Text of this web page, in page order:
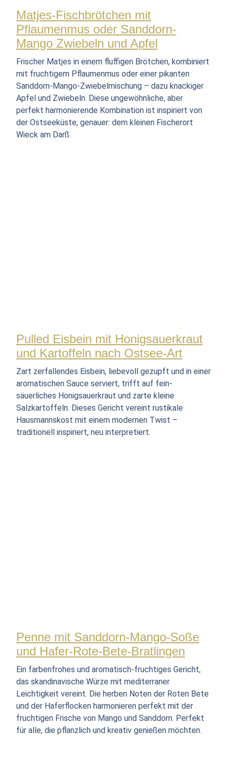
Matjes-Fischbrötchen mit
Pflaumenmus oder Sanddorn-
Mango Zwiebeln und Apfel
Frischer Matjes in einem fluffigen Brötchen, kombiniert
mit fruchtigem Pflaumenmus oder einer pikanten
Sanddorn-Mango-Zwiebelmischung – dazu knackiger
Apfel und Zwiebeln. Diese ungewöhnliche, aber
perfekt harmonierende Kombination ist inspiriert von
der Ostseeküste, genauer: dem kleinen Fischerort
Wieck am Darß.
Pulled Eisbein mit Honigsauerkraut
und Kartoffeln nach Ostsee-Art
Zart zerfallendes Eisbein, liebevoll gezupft und in einer
aromatischen Sauce serviert, trifft auf fein-
säuerliches Honigsauerkraut und zarte kleine
Salzkartoffeln. Dieses Gericht vereint rustikale
Hausmannskost mit einem modernen Twist –
traditionell inspiriert, neu interpretiert.
Penne mit Sanddorn-Mango-Soße
und Hafer-Rote-Bete-Bratlingen
Ein farbenfrohes und aromatisch-fruchtiges Gericht,
das skandinavische Würze mit mediterraner
Leichtigkeit vereint. Die herben Noten der Roten Bete
und der Haferflocken harmonieren perfekt mit der
fruchtigen Frische von Mango und Sanddorn. Perfekt
für alle, die pflanzlich und kreativ genießen möchten.